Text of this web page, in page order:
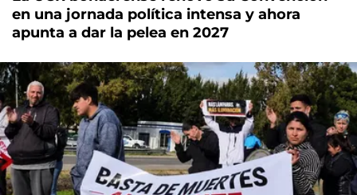
en una jornada política intensa y ahora
apunta a dar la pelea en 2027